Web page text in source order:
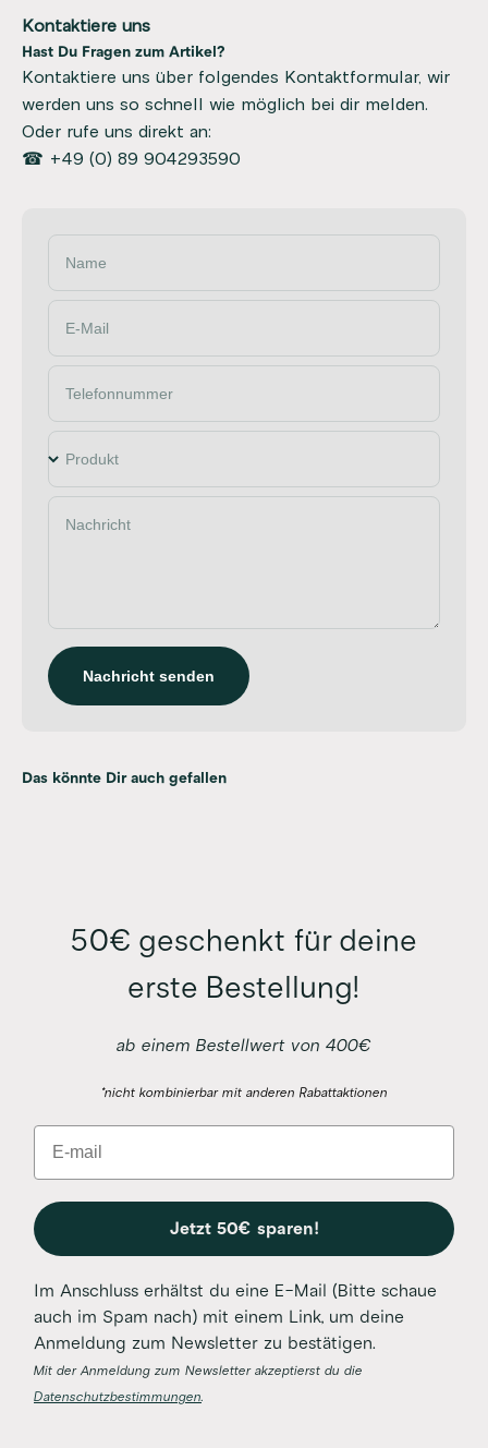
Kontaktiere uns
Hast Du Fragen zum Artikel?
Kontaktiere uns über folgendes Kontaktformular, wir
werden uns so schnell wie möglich bei dir melden.
Oder rufe uns direkt an:
☎ +49 (0) 89 904293590
Name
E-Mail
Telefonnummer
Produkt
Nachricht
Nachricht senden
50€ geschenkt für deine
erste Bestellung!
ab einem Bestellwert von 400€
*nicht kombinierbar mit anderen Rabattaktionen
Email
Jetzt 50€ sparen!
Im Anschluss erhältst du eine E-Mail (Bitte schaue
auch im Spam nach) mit einem Link, um deine
Anmeldung zum Newsletter zu bestätigen.
Mit der Anmeldung zum Newsletter akzeptierst du die
Datenschutzbestimmungen.